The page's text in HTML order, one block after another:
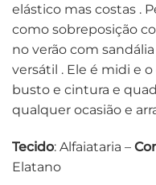
elástico mas costas .
como sobreposição
no verão com
versátil . Ele é midi e
busto e cintura e
qualquer ocasião e
Tecido: Alfaiataria –
Elatano